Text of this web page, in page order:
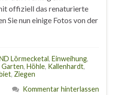
offiziell das renaturierte
Sie nun einige Fotos von der
Lörmecketal, Einweihung,
Garten, Höhle, Kallenhardt,
, Ziegen
Kommentar hinterlassen